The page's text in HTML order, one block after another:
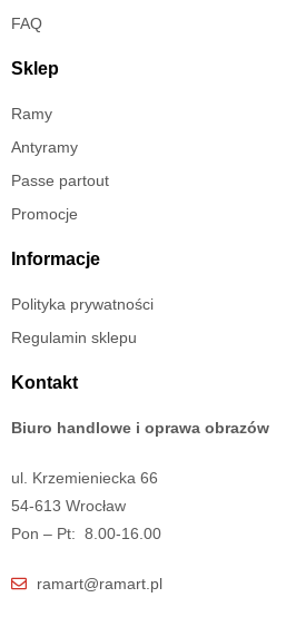
FAQ
Sklep
Ramy
Antyramy
Passe partout
Promocje
Informacje
Polityka prywatności
Regulamin sklepu
Kontakt
Biuro handlowe i oprawa obrazów
ul. Krzemieniecka 66
54-613 Wrocław
Pon – Pt: 8.00-16.00
ramart@ramart.pl